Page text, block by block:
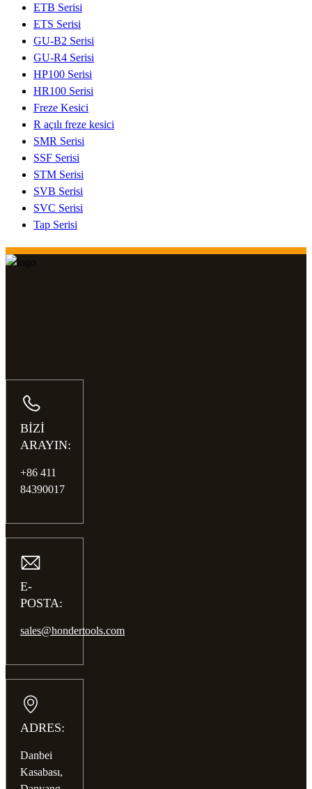
ETB Serisi
ETS Serisi
GU-B2 Serisi
GU-R4 Serisi
HP100 Serisi
HR100 Serisi
Freze Kesici
R açılı freze kesici
SMR Serisi
SSF Serisi
STM Serisi
SVB Serisi
SVC Serisi
Tap Serisi
BİZİ
ARAYIN:
+86 411
84390017
E-
POSTA:
sales@hondertools.com
ADRES:
Danbei
Kasabası,